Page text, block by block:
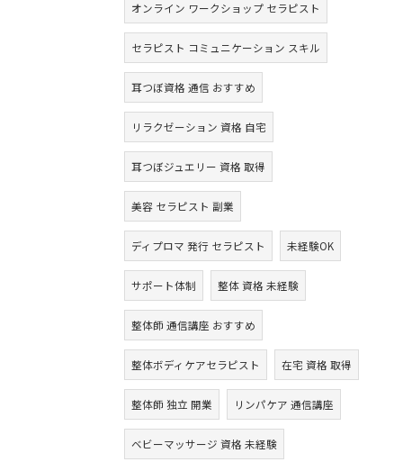
オンライン ワークショップ セラピスト
セラピスト コミュニケーション スキル
耳つぼ資格 通信 おすすめ
リラクゼーション 資格 自宅
耳つぼジュエリー 資格 取得
美容 セラピスト 副業
ディプロマ 発行 セラピスト 未経験OK
サポート体制 整体 資格 未経験
整体師 通信講座 おすすめ
整体ボディケアセラピスト 在宅 資格 取得
整体師 独立 開業 リンパケア 通信講座
ベビーマッサージ 資格 未経験